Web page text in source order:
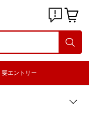
要エントリー